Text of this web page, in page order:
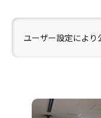
ユーザー設定により